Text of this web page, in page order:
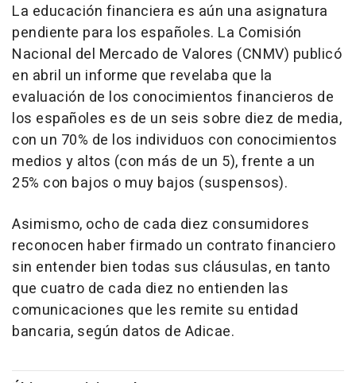
La educación financiera es aún una asignatura
pendiente para los españoles. La Comisión
Nacional del Mercado de Valores (CNMV) publicó
en abril un informe que revelaba que la
evaluación de los conocimientos financieros de
los españoles es de un seis sobre diez de media,
con un 70% de los individuos con conocimientos
medios y altos (con más de un 5), frente a un
25% con bajos o muy bajos (suspensos).
Asimismo, ocho de cada diez consumidores
reconocen haber firmado un contrato financiero
sin entender bien todas sus cláusulas, en tanto
que cuatro de cada diez no entienden las
comunicaciones que les remite su entidad
bancaria, según datos de Adicae.